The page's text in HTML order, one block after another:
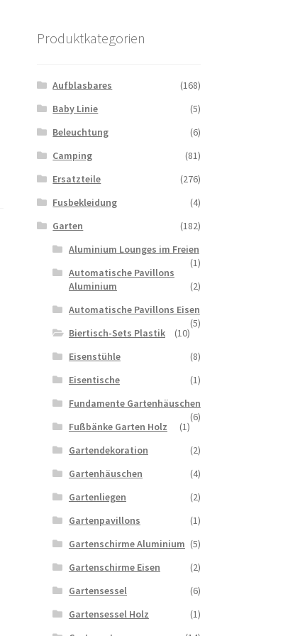
Produktkategorien
Aufblasbares
(168)
Baby Linie
(5)
Beleuchtung
(6)
Camping
(81)
Ersatzteile
(276)
Fusbekleidung
(4)
Garten
(182)
Aluminium Lounges im Freien
(1)
Automatische Pavillons
Aluminium
(2)
Automatische Pavillons Eisen
(5)
Biertisch-Sets Plastik
(10)
Eisenstühle
(8)
Eisentische
(1)
Fundamente Gartenhäuschen
(6)
Fußbänke Garten Holz
(1)
Gartendekoration
(2)
Gartenhäuschen
(4)
Gartenliegen
(2)
Gartenpavillons
(1)
Gartenschirme Aluminium (5)
Gartenschirme Eisen
(2)
Gartensessel
(6)
Gartensessel Holz
(1)